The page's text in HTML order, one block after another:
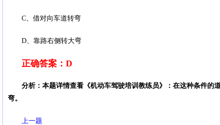
C、借对向车道转弯
D、靠路右侧转大弯
正确答案：D
分析：本题详情查看《机动车驾驶培训教练员》：在这种条件的
弯。
上一题